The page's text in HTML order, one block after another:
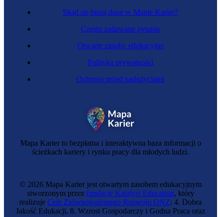
Mapa Karier to bezpłatna i interaktywna baza informacji o
ścieżkach kariery i rynku pracy dla młodych ludzi.
Skąd się biorą dane w Mapie Karier?
Często zadawane pytania
Otwarte zasoby edukacyjne
Polityka prywatności
Ochrona przed nadużyciami
© 2026 Mapa Karier jest otwartym zasobem edukacyjnym
stworzonym przez fundację Katalyst Education, który
realizuje Cele Zrównoważonego Rozwoju ONZ: 4. Dobra
Jakość Edukacji, 8. Wzrost Gospodarczy i Godna Praca oraz